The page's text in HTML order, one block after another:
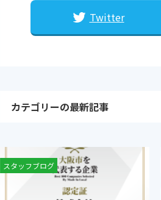
Twitter
カテゴリーの最新記事
お知らせ
スタッフブログ